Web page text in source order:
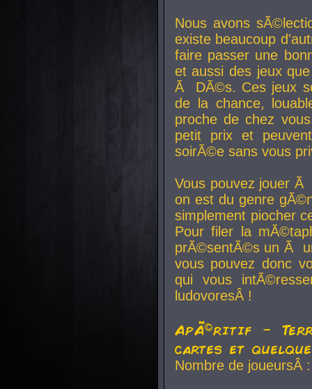
Nous avons
existe beaucoup
faire passer une
et aussi des jeux
Ã DÃ©s. Ces jeux
de la chance,
proche de chez
petit prix et
soirÃ©e sans vous
Vous pouvez jouer
on est du genre
simplement piocher
Pour filer la
prÃ©sentÃ©s un Ã
vous pouvez donc
qui vous
ludovoresÂ !
ApÃ©ritif -
cartes et
Nombre de